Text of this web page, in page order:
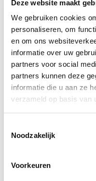
Deze website maakt
We gebruiken cookies
personaliseren, om
en om ons
informatie over uw
partners voor social
partners kunnen deze
informatie die u aan ze
verzameld op basis van
Noodzakelijk
Voorkeuren